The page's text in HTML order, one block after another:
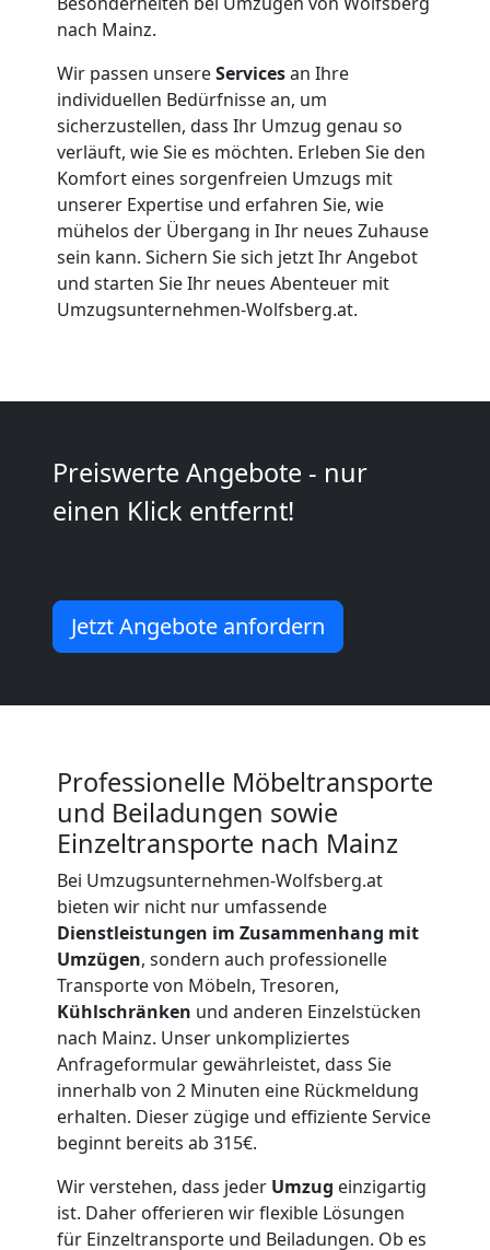
nach Mainz.
Wir passen unsereServicesan Ihre
individuellen Bedürfnisse an, um
sicherzustellen, dass Ihr Umzug genau so
verläuft, wie Sie es möchten. Erleben Sie den
Komfort eines sorgenfreien Umzugs mit
unserer Expertise und erfahren Sie, wie
mühelos der Übergang in Ihr neues Zuhause
sein kann. Sichern Sie sich jetzt Ihr Angebot
und starten Sie Ihr neues Abenteuer mit
Umzugsunternehmen-Wolfsberg.at.
Preiswerte Angebote - nur
einen Klick entfernt!
Jetzt Angebote anfordern
Professionelle Möbeltransporte
und Beiladungen sowie
Einzeltransporte nach Mainz
Bei Umzugsunternehmen-Wolfsberg.at
bieten wir nicht nur umfassende
Dienstleistungen im Zusammenhang mit
Umzügen, sondern auch professionelle
Transporte von Möbeln, Tresoren,
Kühlschränken und anderen Einzelstücken
nach Mainz. Unser unkompliziertes
Anfrageformular gewährleistet, dass Sie
innerhalb von 2 Minuten eine Rückmeldung
erhalten. Dieser zügige und effiziente Service
beginnt bereits ab 315€.
Wir verstehen, dass jeder Umzug einzigartig
ist. Daher offerieren wir flexible Lösungen
für Einzeltransporte und Beiladungen. Ob es
Wolfsberg
Büroumzug
Wolfsberg
Expressumzug
Wolfsberg
Tragehilfe
Wolfsberg
Kleiner
Umzug
Wolfsberg
Wolfsberg
Umzug
und
Lagerung
Wolfsberg
Full-
Service-